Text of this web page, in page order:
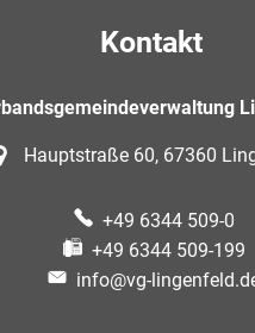
Kontakt
Hauptstraße 60, 67360
+49 6344 509-0
+49 6344 509-199
info@vg-